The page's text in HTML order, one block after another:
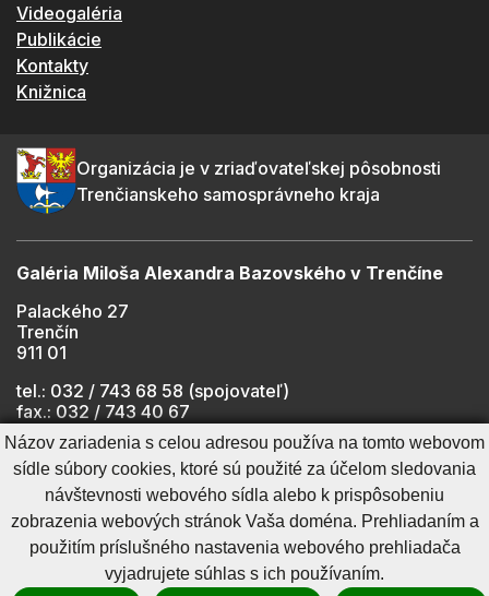
Videogaléria
Publikácie
Kontakty
Knižnica
Organizácia je v zriaďovateľskej pôsobnosti
Trenčianskeho samosprávneho kraja
Galéria Miloša Alexandra Bazovského v Trenčíne
Palackého 27
Trenčín
911 01
tel.: 032 / 743 68 58 (spojovateľ)
fax.: 032 / 743 40 67
e-mail:
info@gmab.sk
Cookies nastavenie
Ochrana osobných údajov
Cookies - viac informácií
Vyhlásenie o prístupnosti
Technický prevádzkovateľ
Správca obsahu
GenerujeCMS BUXUS
Názov zariadenia s celou adresou používa na tomto webovom
sídle súbory cookies, ktoré sú použité za účelom sledovania
návštevnosti webového sídla alebo k prispôsobeniu
zobrazenia webových stránok Vaša doména. Prehliadaním a
použitím príslušného nastavenia webového prehliadača
vyjadrujete súhlas s ich používaním.